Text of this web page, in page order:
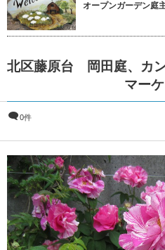
オープンガーデン庭
北区藤原台 岡田庭、カ
マー
0件